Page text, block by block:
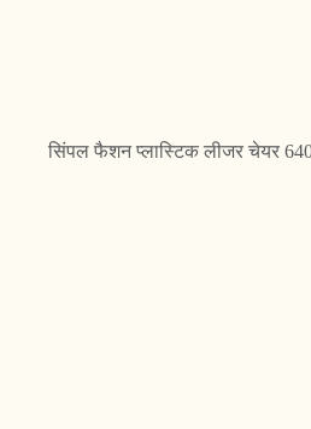
सिंपल फैशन प्लास्टिक लीजर चेयर